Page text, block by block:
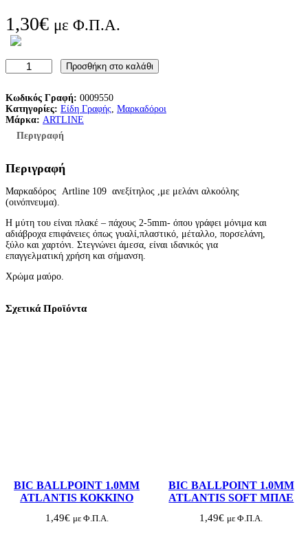
1,30€ με Φ.Π.Α.
Α
Κ
Α
Δ
Σ
Α
Ε
Ξ
Ι
Τ
Η
Λ
Ο
Σ
T
Προσθήκη στο καλάθι
Κωδικός Γραφή: 0009550
Κατηγορίες: Είδη Γραφής Μαρκαδόροι
Μάρκα: ARTLINE
Περιγραφή
Περιγραφή
Μαρκαδόρος Artline 109 ανεξίτηλος ,με μελάνι αλκοόλης
(οινόπνευμα).
Η μύτη του είναι πλακέ – πάχους 2-5mm- όπου γράφει μόνιμα και
αδιάβροχα επιφάνειες όπως γυαλί,πλαστικό, μέταλλο, πορσελάνη,
ξύλο και χαρτόνι. Στεγνώνει άμεσα, είναι ιδανικός για
επαγγελματική χρήση και σήμανση.
Χρώμα μαύρο.
Σχετικά Προϊόντα
BIC BALLPOINT 1.0MM
ATLANTIS KOKKINO
1,49€ με Φ.Π.Α.
BIC BALLPOINT 1.0MM
ATLANTIS SOFT ΜΠΛΕ
1,49€ με Φ.Π.Α.